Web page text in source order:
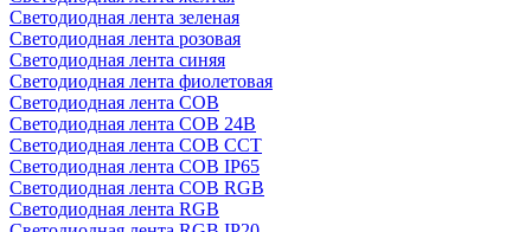
Светодиодная лента зеленая
Светодиодная лента розовая
Светодиодная лента синяя
Светодиодная лента фиолетовая
Светодиодная лента COB
Светодиодная лента COB 24В
Светодиодная лента COB CCT
Светодиодная лента COB IP65
Светодиодная лента COB RGB
Светодиодная лента RGB